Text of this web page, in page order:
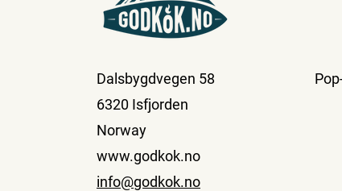
Dalsbygdvegen 58
6320 Isfjorden
Norway
www.godkok.no
info@godkok.no